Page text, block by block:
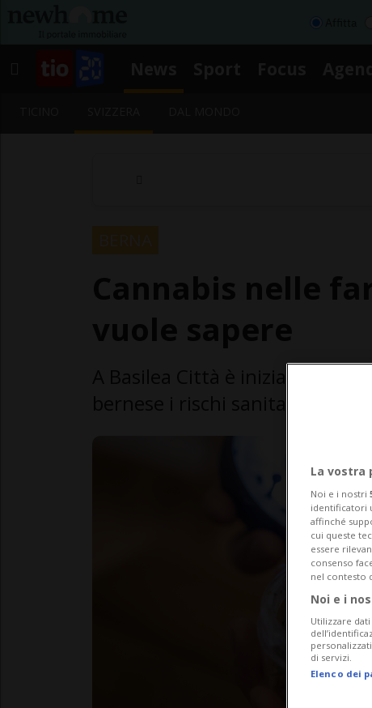
La vostra
Noi e i nostri
identificatori
affinché
cui queste
essere
consenso
nel contesto
Noi e i
Utilizzare
di servizi.
Elenco dei